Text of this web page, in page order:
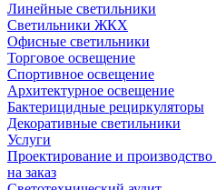
Линейные светильники
Светильники ЖКХ
Офисные светильники
Торговое освещение
Спортивное освещение
Архитектурное освещение
Бактерицидные рециркуляторы
Декоративные светильники
Услуги
Проектирование и
на заказ